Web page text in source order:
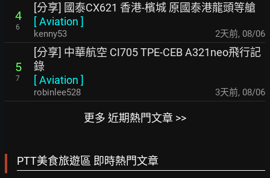
4
6
[分享] 國泰CX621 香港-檳城 原國泰港龍頭等艙
[Aviation ]
kenny53 2天前, 08/06
5
7
[分享] 中華航空 CI705 TPE-CEB A321neo飛行記
錄
[Aviation ]
robinlee528 3天前, 08/06
更多 近期熱門文章 >>
PTT美食旅遊區 即時熱門文章